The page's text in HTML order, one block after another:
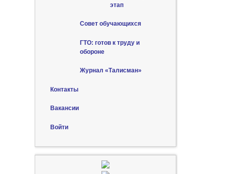
этап
Совет обучающихся
ГТО: готов к труду и
обороне
Журнал «Талисман»
Контакты
Вакансии
Войти